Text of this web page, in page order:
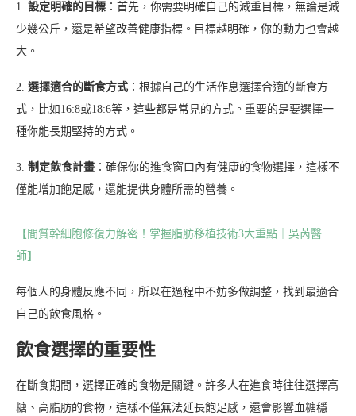
1. 設定明確的目標 ：首先，你需要明確自己的減重目標，無論是減
少幾公斤，還是希望改善健康指標。目標越明確，你的動力也會越
大。
2. 選擇適合的斷食方式 ：根據自己的生活作息選擇合適的斷食方
式，比如16:8或18:6等，這些都是常見的方式。重要的是要選擇一
種你能長期堅持的方式。
3. 制定飲食計畫 ：確保你的進食窗口內有健康的食物選擇，這樣不
僅能增加飽足感，還能提供身體所需的營養。
【間質幹細胞修復力解密！掌握脂肪移植技術3大重點｜吳芮醫
師】
每個人的身體反應不同，所以在過程中不妨多做調整，找到最適合
自己的飲食風格。
飲食選擇的重要性
在斷食期間，選擇正確的食物是關鍵。許多人在進食時往往選擇高
糖、高脂肪的食物，這樣不僅無法延長飽足感，還會影響血糖穩